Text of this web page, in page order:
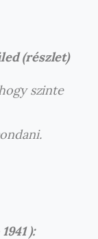
(részlet)
szinte
):